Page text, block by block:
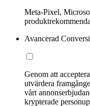
Meta-Pixel,
Avancerad
Genom att
utvärdera
vårt
krypterade